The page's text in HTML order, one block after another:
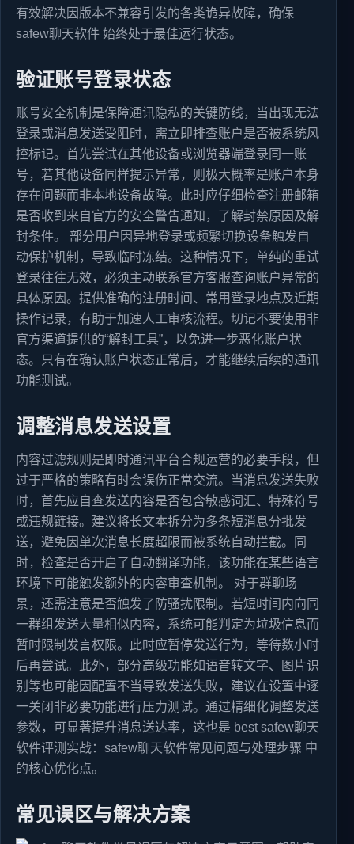
有效解决因版本不兼容引发的各类诡异故障，确保
safew聊天软件 始终处于最佳运行状态。
验证账号登录状态
账号安全机制是保障通讯隐私的关键防线，当出现无法
登录或消息发送受阻时，需立即排查账户是否被系统风
控标记。首先尝试在其他设备或浏览器端登录同一账
号，若其他设备同样提示异常，则极大概率是账户本身
存在问题而非本地设备故障。此时应仔细检查注册邮箱
是否收到来自官方的安全警告通知，了解封禁原因及解
封条件。 部分用户因异地登录或频繁切换设备触发自
动保护机制，导致临时冻结。这种情况下，单纯的重试
登录往往无效，必须主动联系官方客服查询账户异常的
具体原因。提供准确的注册时间、常用登录地点及近期
操作记录，有助于加速人工审核流程。切记不要使用非
官方渠道提供的“解封工具”，以免进一步恶化账户状
态。只有在确认账户状态正常后，才能继续后续的通讯
功能测试。
调整消息发送设置
内容过滤规则是即时通讯平台合规运营的必要手段，但
过于严格的策略有时会误伤正常交流。当消息发送失败
时，首先应自查发送内容是否包含敏感词汇、特殊符号
或违规链接。建议将长文本拆分为多条短消息分批发
送，避免因单次消息长度超限而被系统自动拦截。同
时，检查是否开启了自动翻译功能，该功能在某些语言
环境下可能触发额外的内容审查机制。 对于群聊场
景，还需注意是否触发了防骚扰限制。若短时间内向同
一群组发送大量相似内容，系统可能判定为垃圾信息而
暂时限制发言权限。此时应暂停发送行为，等待数小时
后再尝试。此外，部分高级功能如语音转文字、图片识
别等也可能因配置不当导致发送失败，建议在设置中逐
一关闭非必要功能进行压力测试。通过精细化调整发送
参数，可显著提升消息送达率，这也是 best safew聊天
软件评测实战：safew聊天软件常见问题与处理步骤 中
的核心优化点。
常见误区与解决方案